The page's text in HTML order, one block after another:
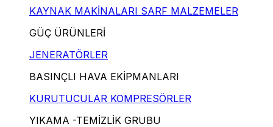
KAYNAK MAKİNALARI SARF MALZEMELER
GÜÇ ÜRÜNLERİ
JENERATÖRLER
BASINÇLI HAVA EKİPMANLARI
KURUTUCULAR KOMPRESÖRLER
YIKAMA -TEMİZLİK GRUBU